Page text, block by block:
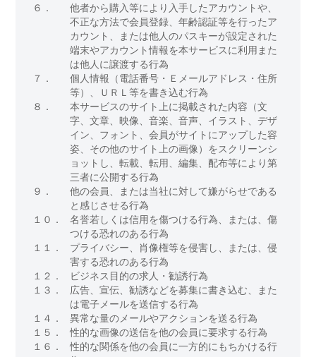
６．
他者から購入等により入手したアカウントや、
不正な方法で会員登録、年齢認証等を行ったア
カウント、または他人のパスキーが設定された
端末やアカウント情報を本サービスに利用また
は他人に譲渡する行為
７．
個人情報（電話番号・Ｅメールアドレス・住所
等）、ＵＲＬ等を書き込む行為
８．
本サービスのサイト上に掲載された内容（文
字、文章、映像、音楽、音声、イラスト、デザ
イン、フォント、会員がサイトにアップした容
姿、その他のサイト上の画像）をスクリーンシ
ョットし、転載、転用、編集、配布等により第
三者に公開する行為
９．
他の会員、または当社に対して嫌がらせである
と感じさせる行為
１０．
名誉若しくは信用を傷つける行為、または、傷
つける恐れのある行為
１１．
プライバシー、肖像権等を侵害し、または、侵
害する恐れのある行為
１２．
ビジネス目的の求人・勧誘行為
１３．
広告、宣伝、勧誘などを募集に書き込む、また
は電子メールを送信する行為
１４．
異常な量のメールやアクションを送る行為
１５．
性的な画像の送信を他の会員に要求する行為
１６．
性的な関係を他の会員に一方的にもちかける行